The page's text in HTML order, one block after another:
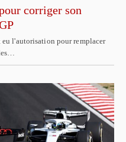
corriger son
l'autorisation pour remplacer